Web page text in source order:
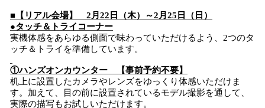
■【リアル会場】 2月22日（木）～2月25日（日）
●タッチ＆トライコーナー
実機体感をあらゆる側面で味わっていただけるよう、2つのタ
ッチ＆トライを準備しています。
①ハンズオンカウンター 【事前予約不要】
机上に設置したカメラやレンズをゆっくり体感いただけま
す。加えて、目の前に設置されているモデル撮影を通して、
実際の描写もお試しいただけます。